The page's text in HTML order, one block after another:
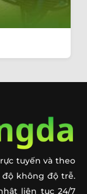
tuyến và theo
không độ trễ.
liên tục 24/7